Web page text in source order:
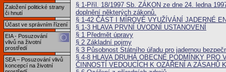
Založení politické strany
či hnutí
Účast ve správním řízení
EIA - Posuzování
vlivů na životní
prostředí
SEA – Posuzování vlivů
koncepcí na životní
§ 1-Příl. 18/1997 Sb. ZÁKON ze dne 24. ledna
doplnění některých zákonů.
§ 1-42 ČÁST I MÍROVÉ VYUŽÍVÁNÍ JADERNÉ
§ 1-3 HLAVA PRVNÍ ÚVODNÍ USTANOVENÍ
§ 1 Předmět úpravy
§ 2 Základní pojmy
§ 3 Působnost Státního úřadu pro jadernou
§ 4-8 HLAVA DRUHÁ OBECNÉ PODMÍNKY
ČINNOSTÍ VEDOUCÍCH K OZÁŘENÍ A ZÁSAHŮ